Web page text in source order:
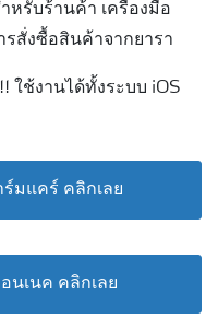
หรับร้านค้า เครื่องมือ
สั่งซื้อสินค้าจากยารา
ใช้งานได้ทั้งระบบ iOS
มแคร์ คลิกเลย
นเนค คลิกเลย